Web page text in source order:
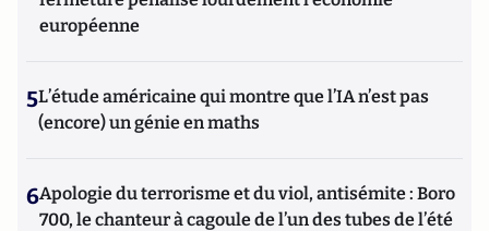
européenne
5L’étude américaine qui montre que l’IA n’est pas
(encore) un génie en maths
6Apologie du terrorisme et du viol, antisémite : Boro
700, le chanteur à cagoule de l’un des tubes de l’été